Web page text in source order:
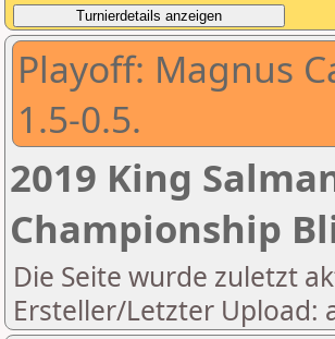
Playoff: Magnus
1.5-0.5.
2019 King
Championship
Die Seite wurde zuletzt
Ersteller/Letzter Upload: